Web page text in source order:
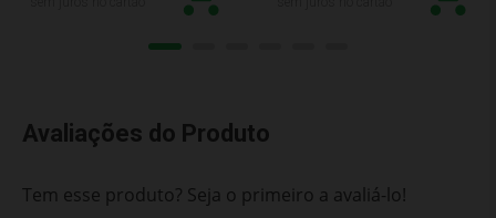
Avaliações do Produto
Tem esse produto? Seja o primeiro a avaliá-lo!